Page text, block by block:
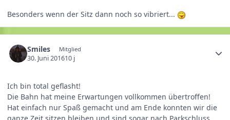
Besonders wenn der Sitz dann noch so vibriert...
Smiles Mitglied
30. Juni 201610 j
Ich bin total geflasht!
Die Bahn hat meine Erwartungen vollkommen übertroffen!
Hat einfach nur Spaß gemacht und am Ende konnten wir die